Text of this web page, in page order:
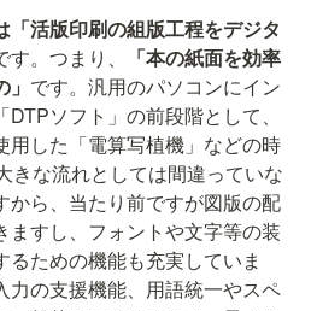
「活版印刷の組版工程をデジタ
す。つまり、
「本の紙面を効率
です。汎用のパソコンにイン
ソフト」の前段階として、
用した「電算写植機」などの時
きな流れとしては間違っていな
から、当たり前ですが図版の配
ますし、フォントや文字等の装
ための機能も充実していま
力の支援機能、用語統一やスペ